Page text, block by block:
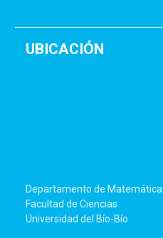
UBICACIÓN
Departamento de Matemática
Facultad de Ciencias
Universidad del Bío-Bío